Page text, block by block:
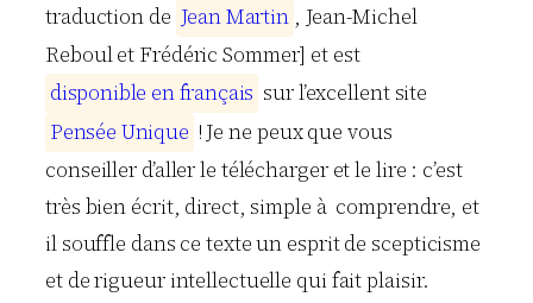
traduction de JeanMartin , Jean-Michel
Reboul et Frédéric Sommer] et est
disponible enfrançais sur l’excellent site
Pensée Unique ! Je ne peux que vous
conseiller d’aller le télécharger et le lire : c’est
très bien écrit, direct, simple à comprendre, et
il souffle dans ce texte un esprit de scepticisme
et de rigueur intellectuelle qui fait plaisir.